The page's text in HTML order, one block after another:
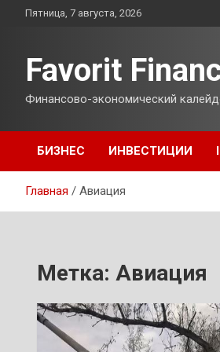
ПерейтиПятница, 7 августа, 2026
Favorit
Финансово-экономический
БИЗНЕС ИНВЕСТИЦИИ
Главная Авиация
Метка: Авиация